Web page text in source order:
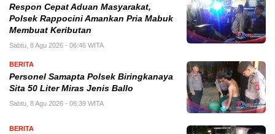
Respon Cepat Aduan Masyarakat,
Polsek Rappocini Amankan Pria Mabuk
Membuat Keributan
Sabtu, 8 Agu 2026 - 06:46 WITA
BERITA
Personel Samapta Polsek Biringkanaya
Sita 50 Liter Miras Jenis Ballo
Sabtu, 8 Agu 2026 - 06:39 WITA
BERITA